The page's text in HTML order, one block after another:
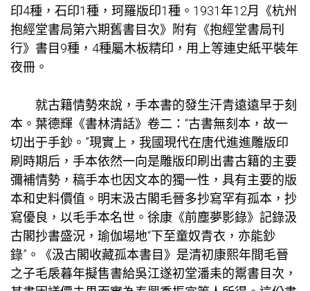
印4種，石印1種，珂羅版印1種。1931年12月《杭州
抱經堂書局第六期舊書目次》附有《抱經堂書局刊
行》書目9種，4種屬木板精印，用上等連史紙平裝年
夜冊。
就古籍情勢來說，手本書的發生汗青遠遠早于刻
本。葉德輝《書林清話》卷二：“古書無刻本，故一
切出于手鈔。”現實上，我國現代在唐代進進雕版印
刷時期后，手本依然一向是雕版印刷出書古籍的主要
彌補情勢，稿手本也因文本的獨一性，具有主要的版
本和史料價值。明末汲古閣毛晉多抄寫罕有孤本，抄
寫優良，以毛手本名世。徐康《前塵夢影錄》記錄汲
古閣抄書盛況， 瑜伽場地“下至童奴青衣，亦能鈔
錄”。《汲古閣收藏孤本書目》是清初康熙年間毛晉
之子毛扆暮年擬售書給吳江遂初堂潘耒的鬻書目次，